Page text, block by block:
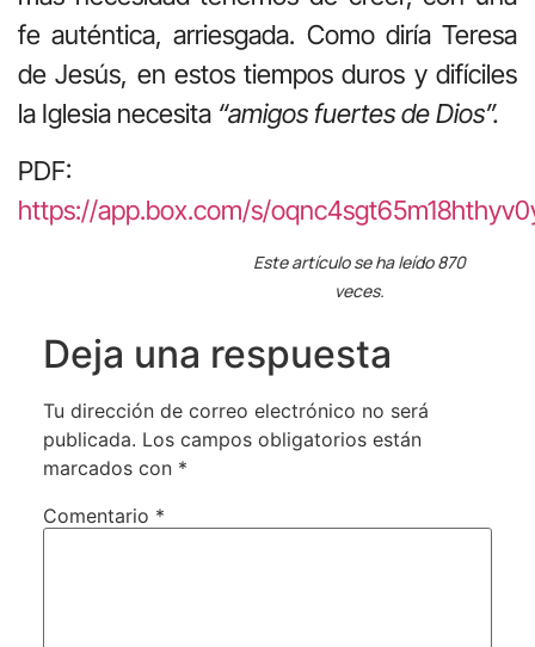
fe auténtica, arriesgada. Como diría Teresa
de Jesús, en estos tiempos duros y difíciles
la Iglesia necesita “amigos fuertes de Dios”.
PDF:
https://app.box.com/s/
Este artículo se ha leído 870
veces.
Deja una respuesta
Tu dirección de correo electrónico no será
publicada. Los campos obligatorios están
marcados con *
Comentario *